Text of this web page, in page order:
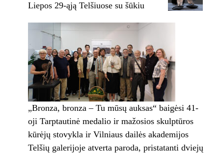
Liepos 29-ąją Telšiuose su šūkiu
„Bronza, bronza – Tu mūsų auksas“ baigėsi 41-
oji Tarptautinė medalio ir mažosios skulptūros
kūrėjų stovykla ir Vilniaus dailės akademijos
Telšių galerijoje atverta paroda, pristatanti dviejų